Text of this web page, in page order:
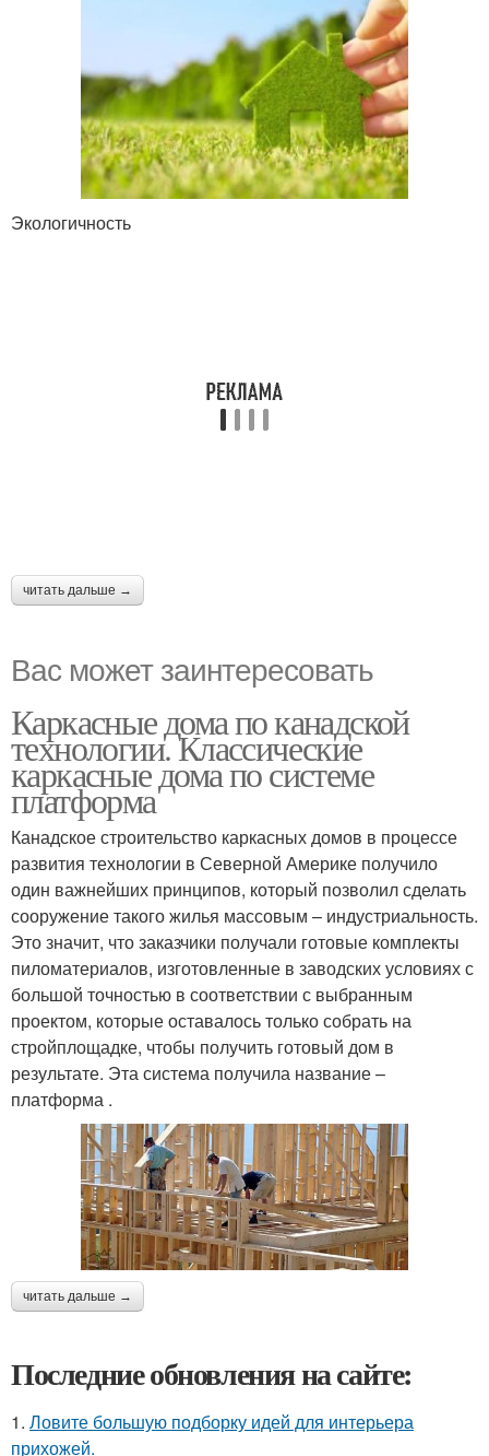
Экологичность
читать дальше →
Вас может заинтересовать
Каркасные дома по канадской
технологии. Классические
каркасные дома по системе
платформа
Канадское строительство каркасных домов в процессе
развития технологии в Северной Америке получило
один важнейших принципов, который позволил сделать
сооружение такого жилья массовым – индустриальность.
Это значит, что заказчики получали готовые комплекты
пиломатериалов, изготовленные в заводских условиях с
большой точностью в соответствии с выбранным
проектом, которые оставалось только собрать на
стройплощадке, чтобы получить готовый дом в
результате. Эта система получила название –
платформа .
читать дальше →
Последние обновления на сайте:
1. Ловите большую подборку идей для интерьера
прихожей.